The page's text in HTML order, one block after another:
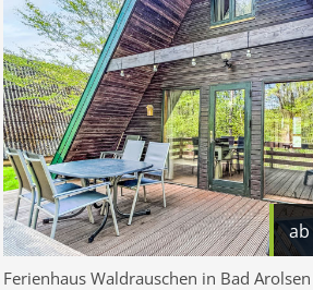
ab
Ferienhaus Waldrauschen in Bad Arolsen